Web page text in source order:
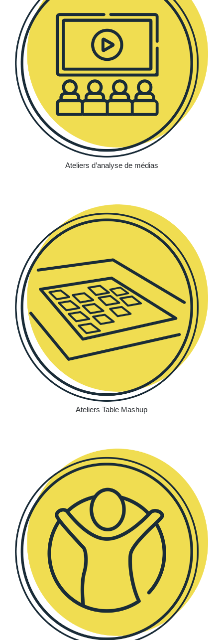
Ateliers d’analyse de médias
Ateliers Table Mashup